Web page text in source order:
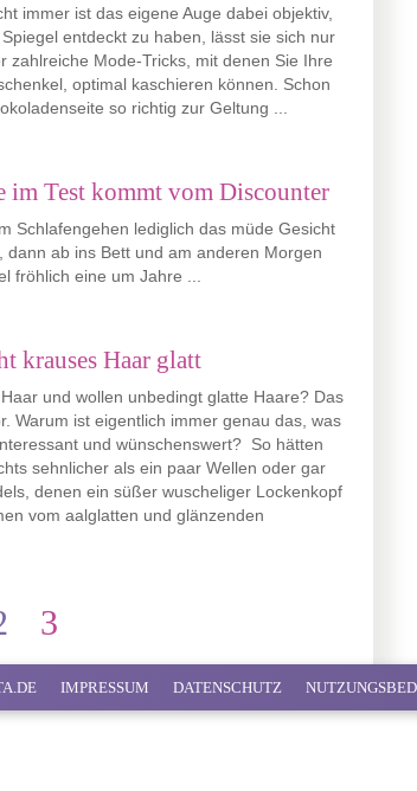
immer ist das eigene Auge dabei objektiv,
entdeckt zu haben, lässt sie sich nur
zahlreiche Mode-Tricks, mit denen Sie Ihre
optimal kaschieren können. Schon
so richtig zur Geltung ...
im Test kommt vom Discounter
Schlafengehen lediglich das müde Gesicht
ab ins Bett und am anderen Morgen
fröhlich eine um Jahre ...
krauses Haar glatt
und wollen unbedingt glatte Haare? Das
Warum ist eigentlich immer genau das, was
und wünschenswert? So hätten
sehnlicher als ein paar Wellen oder gar
denen ein süßer wuscheliger Lockenkopf
vom aalglatten und glänzenden
3
IMPRESSUM DATENSCHUTZ